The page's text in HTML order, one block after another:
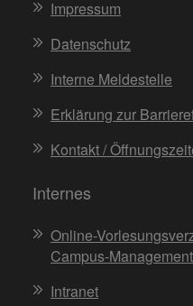
Impressum
Datenschutz
Interne Meldestelle
Erklärung zur
Kontakt /
Internes
Online-
Campus-
Intranet